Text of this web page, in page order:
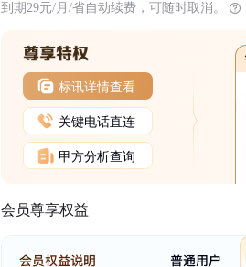
到期29元/月/省自动续费，可随时取消。
标讯详情查看
关键电话直连
甲方分析查询
会员尊享权益